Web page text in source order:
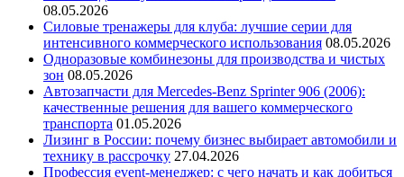
08.05.2026
Силовые тренажеры для клуба: лучшие серии для
интенсивного коммерческого использования 08.05.2026
Одноразовые комбинезоны для производства и чистых
зон 08.05.2026
Автозапчасти для Mercedes-Benz Sprinter 906 (2006):
качественные решения для вашего коммерческого
транспорта 01.05.2026
Лизинг в России: почему бизнес выбирает автомобили и
технику в рассрочку 27.04.2026
Профессия event-менеджер: с чего начать и как добиться